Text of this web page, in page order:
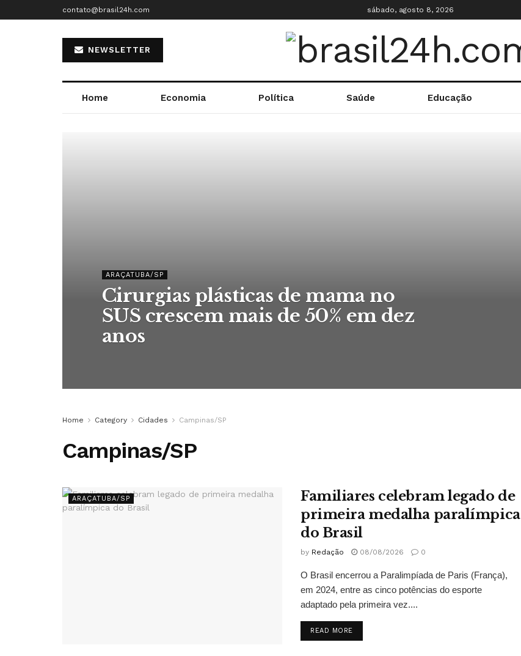
contato@brasil24h.com sábado, agosto 8, 2026
NEWSLETTER
Home Economia Política Saúde Educação
ARAÇATUBA/SP
Cirurgias plásticas de mama no
SUS crescem mais de 50% em dez
anos
Home Category Cidades Campinas/SP
Campinas/SP
ARAÇATUBA/SP
Familiares celebram legado de
primeira medalha paralímpica
do Brasil
by Redação 08/08/2026 0
O Brasil encerrou a Paralimpíada de Paris (França),
em 2024, entre as cinco potências do esporte
adaptado pela primeira vez....
READ MOREDETAILS